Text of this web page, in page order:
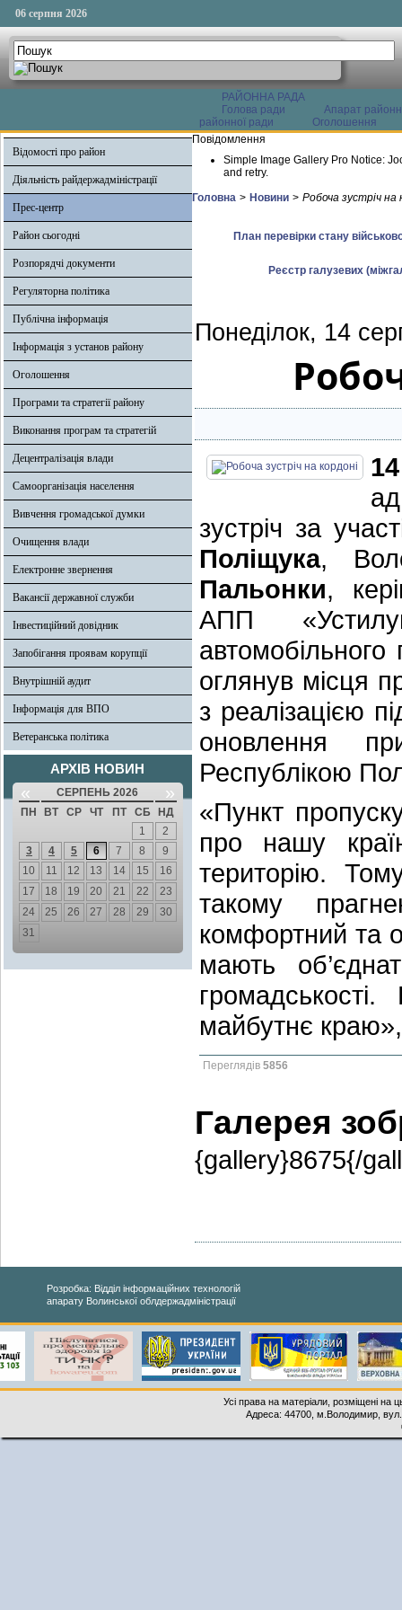
06 серпня 2026
РАЙОННА РАДА
Голова ради
Апарат
районної ради
Оголошення
Відомості про район
Діяльність райдержадміністрації
Прес-центр
Район сьогодні
Розпорядчі документи
Регуляторна політика
Публічна інформація
Інформація з установ району
Оголошення
Програми та стратегії району
Виконання програм та стратегій
Децентралізація влади
Самоорганізація населення
Вивчення громадської думки
Очищення влади
Електронне звернення
Вакансії державної служби
Інвестиційний довідник
Запобігання проявам корупції
Внутрішній аудит
Інформація для ВПО
Ветеранська політика
АРХІВ НОВИН
« СЕРПЕНЬ 2026 »
ПН ВТ СР ЧТ ПТ СБ
НД
1
2
3
4 5 6 7 8
9
10
11 12 13 14 15
16
17
18 19 20 21 22
23
24
25 26 27 28 29
30
31
Повідомлення
Simple Image Gallery Pro Notice:
and retry.
Головна > Новини > Робоча зустріч на
План перевірки стану
Реєстр галузевих
Понеділок, 14
зустріч за
Поліщука,
Пальонки,
АПП
автомобільного
оглянув місця
з реалізацією
оновлення
Республікою
«Пункт
про нашу
територію.
такому
комфортний та
мають
майбутнє
Переглядів 5856
Галерея
{gallery}8675{/
Розробка: Відділ інформаційних технологій
апарату Волинської облдержадміністрації
Усі права на матеріали, розміщені на
Адреса: 44700, м.Володимир,